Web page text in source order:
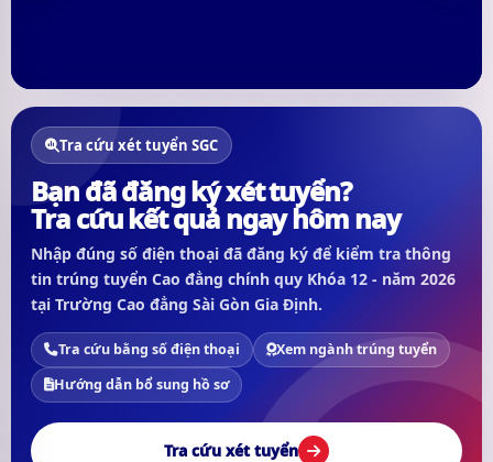
Tra cứu xét tuyển SGC
Bạn đã đăng ký xét tuyển?
Tra cứu kết quả ngay hôm nay
Nhập đúng số điện thoại đã đăng ký để kiểm tra thông
tin trúng tuyển Cao đẳng chính quy Khóa 12 - năm 2026
tại Trường Cao đẳng Sài Gòn Gia Định.
Tra cứu bằng số điện thoại
Xem ngành trúng tuyển
Hướng dẫn bổ sung hồ sơ
Tra cứu xét tuyển